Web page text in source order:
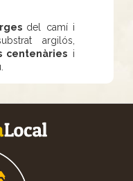
del camí i
argilós,
centenàries i